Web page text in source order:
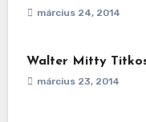
március 24, 2014
Walter Mitty
március 23, 2014